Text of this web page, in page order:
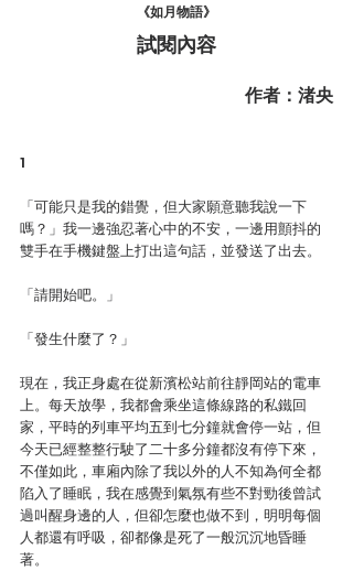
《如月物語》
試閱內容
作者：渚央
1
「可能只是我的錯覺，但大家願意聽我說一下
嗎？」我一邊強忍著心中的不安，一邊用顫抖的
雙手在手機鍵盤上打出這句話，並發送了出去。
「請開始吧。」
「發生什麼了？」
現在，我正身處在從新濱松站前往靜岡站的電車
上。每天放學，我都會乘坐這條線路的私鐵回
家，平時的列車平均五到七分鐘就會停一站，但
今天已經整整行駛了二十多分鐘都沒有停下來，
不僅如此，車廂內除了我以外的人不知為何全都
陷入了睡眠，我在感覺到氣氛有些不對勁後曾試
過叫醒身邊的人，但卻怎麼也做不到，明明每個
人都還有呼吸，卻都像是死了一般沉沉地昏睡
著。